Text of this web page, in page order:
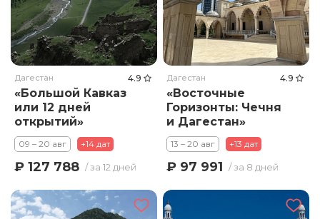
Дагестан 4.9
«Большой Кавказ
или 12 дней
открытий»
09 – 20 авг +14 дат
₽ 127 788 / за 12 дней
Дагестан 4.9
«Восточные
Горизонты: Чечня
и Дагестан»
13 – 20 авг +13 дат
₽ 97 991 / за 8 дней